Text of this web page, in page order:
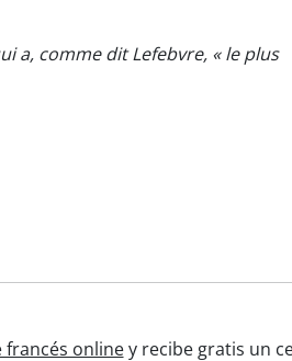
a, comme dit Lefebvre, « le plus
francés onliney recibe gratis un